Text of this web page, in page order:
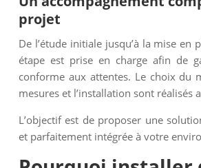
projet
De l’étude initiale jusqu’à la mise en
étape est prise en charge afin de
conforme aux attentes. Le choix du
mesures et l’installation sont réalisés
L’objectif est de proposer une
et parfaitement intégrée à votre